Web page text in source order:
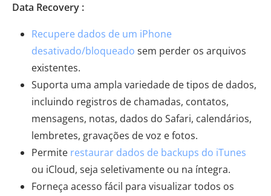
Data Recovery :
Recupere dados de um iPhone
desativado/bloqueado sem perder os arquivos
existentes.
Suporta uma ampla variedade de tipos de dados,
incluindo registros de chamadas, contatos,
mensagens, notas, dados do Safari, calendários,
lembretes, gravações de voz e fotos.
Permite restaurar dados de backups do iTunes
ou iCloud, seja seletivamente ou na íntegra.
Forneça acesso fácil para visualizar todos os